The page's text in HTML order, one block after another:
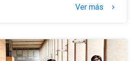
Ver más keyboard_arrow_right